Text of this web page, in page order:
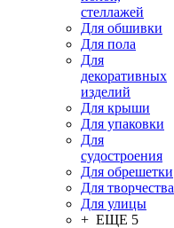
стеллажей
Для обшивки
Для пола
Для
декоративных
изделий
Для крыши
Для упаковки
Для
судостроения
Для обрешетки
Для творчества
Для улицы
+ ЕЩЕ 5